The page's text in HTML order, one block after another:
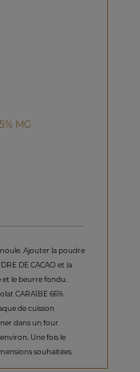
MG
Ajouter la poudre
DE CACAO et la
et le beurre fondu.
CARAÏBE 66%
de cuisson
dans un four
Une fois le
souhaitées.